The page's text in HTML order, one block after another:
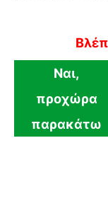
Ναι,
προχώρα
παρακάτω